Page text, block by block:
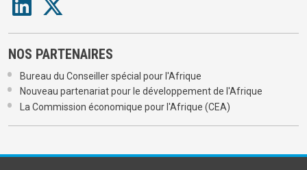
NOS PARTENAIRES
Bureau du Conseiller spécial pour l'Afrique
Nouveau partenariat pour le développement de l'Afrique
La Commission économique pour l'Afrique (CEA)